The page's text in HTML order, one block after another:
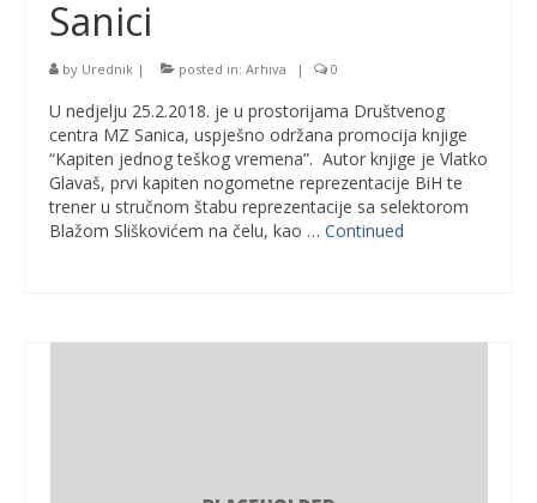
Sanici
by Urednik | posted in: Arhiva | 0
U nedjelju 25.2.2018. je u prostorijama Društvenog
centra MZ Sanica, uspješno održana promocija knjige
“Kapiten jednog teškog vremena”. Autor knjige je Vlatko
Glavaš, prvi kapiten nogometne reprezentacije BiH te
trener u stručnom štabu reprezentacije sa selektorom
Blažom Sliškovićem na čelu, kao … Continued